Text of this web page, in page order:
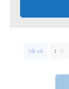
Tất cả 1